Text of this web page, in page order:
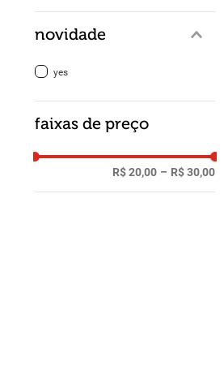
novidade
yes
faixas de preço
R$ 20,00 – R$ 30,00